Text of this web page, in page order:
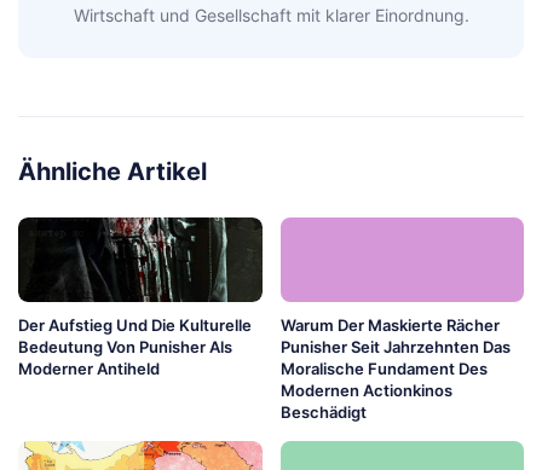
Wirtschaft und Gesellschaft mit klarer Einordnung.
Ähnliche Artikel
Der Aufstieg Und Die Kulturelle
Bedeutung Von Punisher Als
Moderner Antiheld
Warum Der Maskierte Rächer
Punisher Seit Jahrzehnten Das
Moralische Fundament Des
Modernen Actionkinos
Beschädigt